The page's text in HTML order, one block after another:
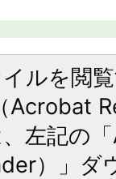
ルを閲
Acrobat
左記の
）」ダ